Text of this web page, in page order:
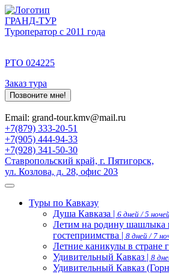
ГРАНД-ТУР
Туроператор с 2011 года
РТО 024225
Заказ тура
Позвоните мне!
Email: grand-tour.kmv@mail.ru
+7(879) 333-20-51
+7(905) 444-94-33
+7(928) 341-50-30
Ставропольский край, г. Пятигорск,
ул. Козлова, д. 28, офис 203
Туры по Кавказу
Душа Кавказа | 6 дней / 5
Летим на родину шашлыка
гостеприимства | 8 дней / 7
Летние каникулы в стране
Удивительный Кавказ | 8
Удивительный Кавказ